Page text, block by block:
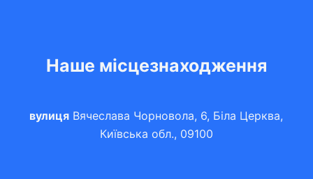
Наше місцезнаходження
вулиця Вячеслава Чорновола, 6, Біла Церква,
Київська обл., 09100